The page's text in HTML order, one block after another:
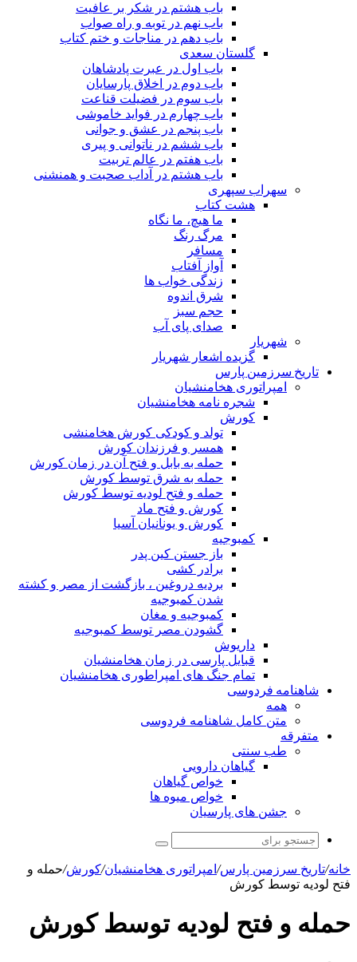
باب هشتم در شکر بر عافیت
باب نهم در توبه و راه صواب
باب دهم در مناجات و ختم کتاب
گلستان سعدی
باب اول در عبرت پادشاهان
باب دوم در اخلاق پارسایان
باب سوم در فضیلت قناعت
باب چهارم در فواید خاموشى
باب پنجم در عشق و جوانى
باب ششم در ناتوانى و پیرى
باب هفتم در عالم تربیت
باب هشتم در آداب صحبت و همنشنى
سهراب سپهری
هشت کتاب
ما هیچ، ما نگاه
مرگ رنگ
مسافر
آواز آفتاب
زندگی خواب ها
شرق اندوه
حجم سبز
صدای پای آب
شهریار
گزیده اشعار شهریار
تاریخ سرزمین پارس
امپراتوری هخامنشیان
شجره نامه هخامنشیان
کورش
تولد و کودکی کورش هخامنشی
همسر و فرزندان کورش
حمله به بابل و فتح آن در زمان کورش
حمله به شرق توسط کورش
حمله و فتح لودیه توسط کورش
کورش و فتح ماد
کورش و یونانیان آسیا
کمبوجیه
باز جستن کین پدر
برادر کشی
بردیه دروغین ، بازگشت از مصر و کشته
شدن کمبوجیه
کمبوجیه و مغان
گشودن مصر توسط کمبوجیه
داریوش
قبایل پارسی در زمان هخامنشیان
تمام جنگ های امپراطوری هخامنشیان
شاهنامه فردوسی
همه
متن کامل شاهنامه فردوسی
متفرقه
طب سنتی
گیاهان دارویی
خواص گیاهان
خواص میوه ها
جشن های پارسیان
جستجو
برای
خانه/تاریخ سرزمین پارس/ امپراتوری هخامنشیان/کورش/حمله و
فتح لودیه توسط کورش
حمله و فتح لودیه توسط کورش